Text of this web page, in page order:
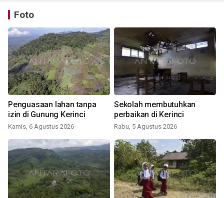
Foto
Penguasaan lahan tanpa
izin di Gunung Kerinci
Kamis, 6 Agustus 2026
Sekolah membutuhkan
perbaikan di Kerinci
Rabu, 5 Agustus 2026